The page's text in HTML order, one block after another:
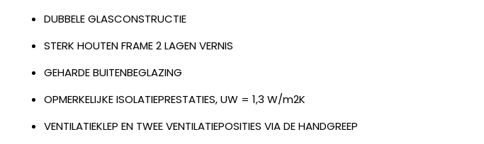
DUBBELE GLASCONSTRUCTIE
STERK HOUTEN FRAME 2 LAGEN VERNIS
GEHARDE BUITENBEGLAZING
OPMERKELIJKE ISOLATIEPRESTATIES, UW = 1,3 W/m2K
VENTILATIEKLEP EN TWEE VENTILATIEPOSITIES VIA DE HANDGREEP